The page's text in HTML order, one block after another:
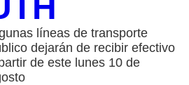
líneas de transporte
dejarán de recibir efectivo
de este lunes 10 de